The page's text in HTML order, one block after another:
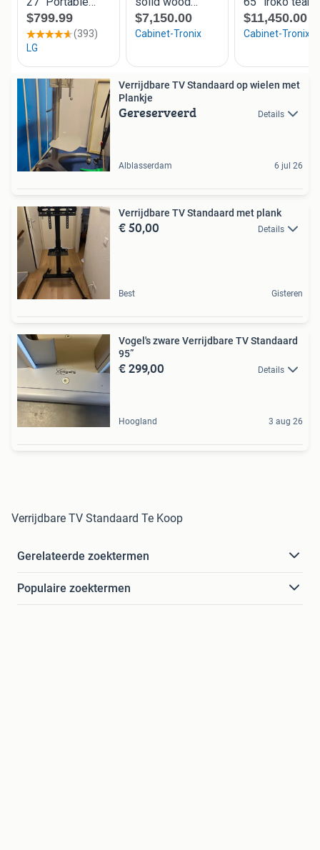
Verrijdbare TV Standaard op wielen met
Plankje
Gereserveerd Details
Alblasserdam 6 jul 26
Verrijdbare TV Standaard met plank
€ 50,00 Details
Best Gisteren
Vogel's zware Verrijdbare TV Standaard
95”
€ 299,00 Details
Hoogland 3 aug 26
Verrijdbare TV Standaard Te Koop
Gerelateerde zoektermen
Populaire zoektermen